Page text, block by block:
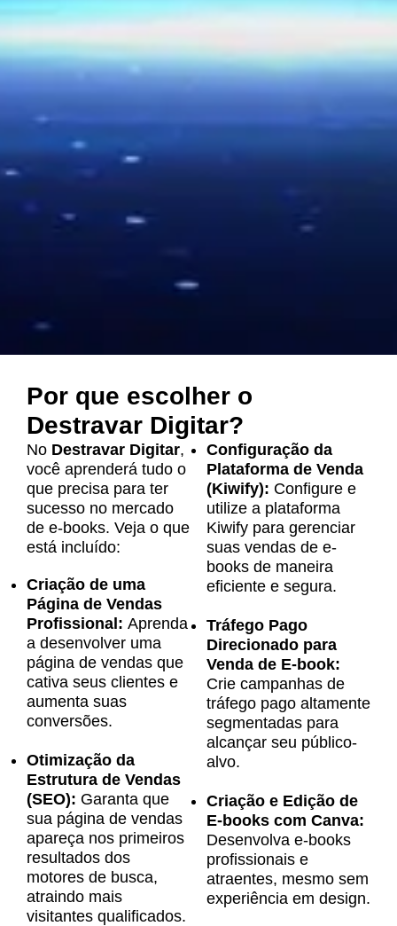
Por que escolher o
Destravar Digitar?
No Destravar Digitar,
você aprenderá tudo o
que precisa para ter
sucesso no mercado
de e-books. Veja o que
está incluído:
Criação de uma
Página de Vendas
Profissional: Aprenda
a desenvolver uma
página de vendas que
cativa seus clientes e
aumenta suas
conversões.
Otimização da
Estrutura de Vendas
(SEO): Garanta que
sua página de vendas
apareça nos primeiros
resultados dos
motores de busca,
atraindo mais
visitantes qualificados.
Configuração da
Plataforma de Venda
(Kiwify): Configure e
utilize a plataforma
Kiwify para gerenciar
suas vendas de e-
books de maneira
eficiente e segura.
Tráfego Pago
Direcionado para
Venda de E-book:
Crie campanhas de
tráfego pago altamente
segmentadas para
alcançar seu público-
alvo.
Criação e Edição de
E-books com Canva:
Desenvolva e-books
profissionais e
atraentes, mesmo sem
experiência em design.